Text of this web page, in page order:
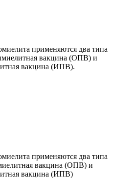
применяются два типа
вакцина (ОПВ) и
вакцина (ИПВ).
применяются два типа
вакцина (ОПВ) и
вакцина (ИПВ)